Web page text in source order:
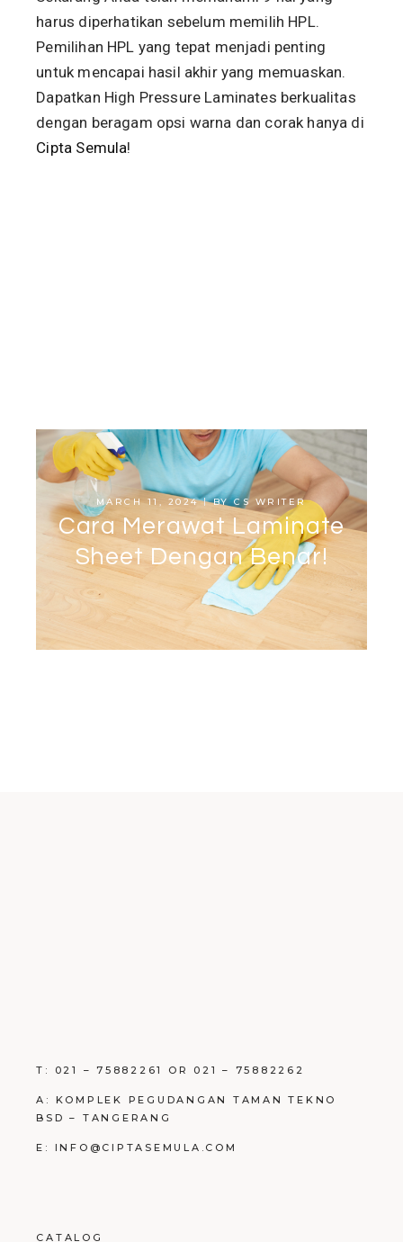
harus diperhatikan sebelum memilih HPL.
Pemilihan HPL yang tepat menjadi penting
untuk mencapai hasil akhir yang memuaskan.
Dapatkan High Pressure Laminates berkualitas
dengan beragam opsi warna dan corak hanya di
Cipta Semula!
MARCH 11, 2024 BYCS WRITER
Cara Merawat Laminate
Sheet Dengan Benar!
T: 021 – 75882261 OR 021 – 75882262
A: KOMPLEK PEGUDANGAN TAMAN TEKNO
BSD – TANGERANG
E: INFO@CIPTASEMULA.COM
CATALOG